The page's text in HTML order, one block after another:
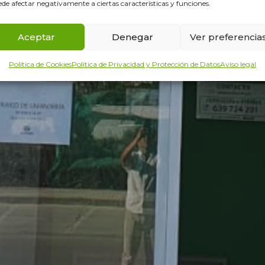
afectar negativamente a ciertas características y funciones.
Aceptar Denegar Ver
Política de CookiesPolítica de Privacidad y Protección de DatosAviso legal